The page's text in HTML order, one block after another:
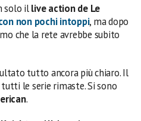
solo illive action de Le
non pochi intoppi, ma dopo
che la rete avrebbe subito
tutto ancora più chiaro. Il
le serie rimaste. Si sono
.